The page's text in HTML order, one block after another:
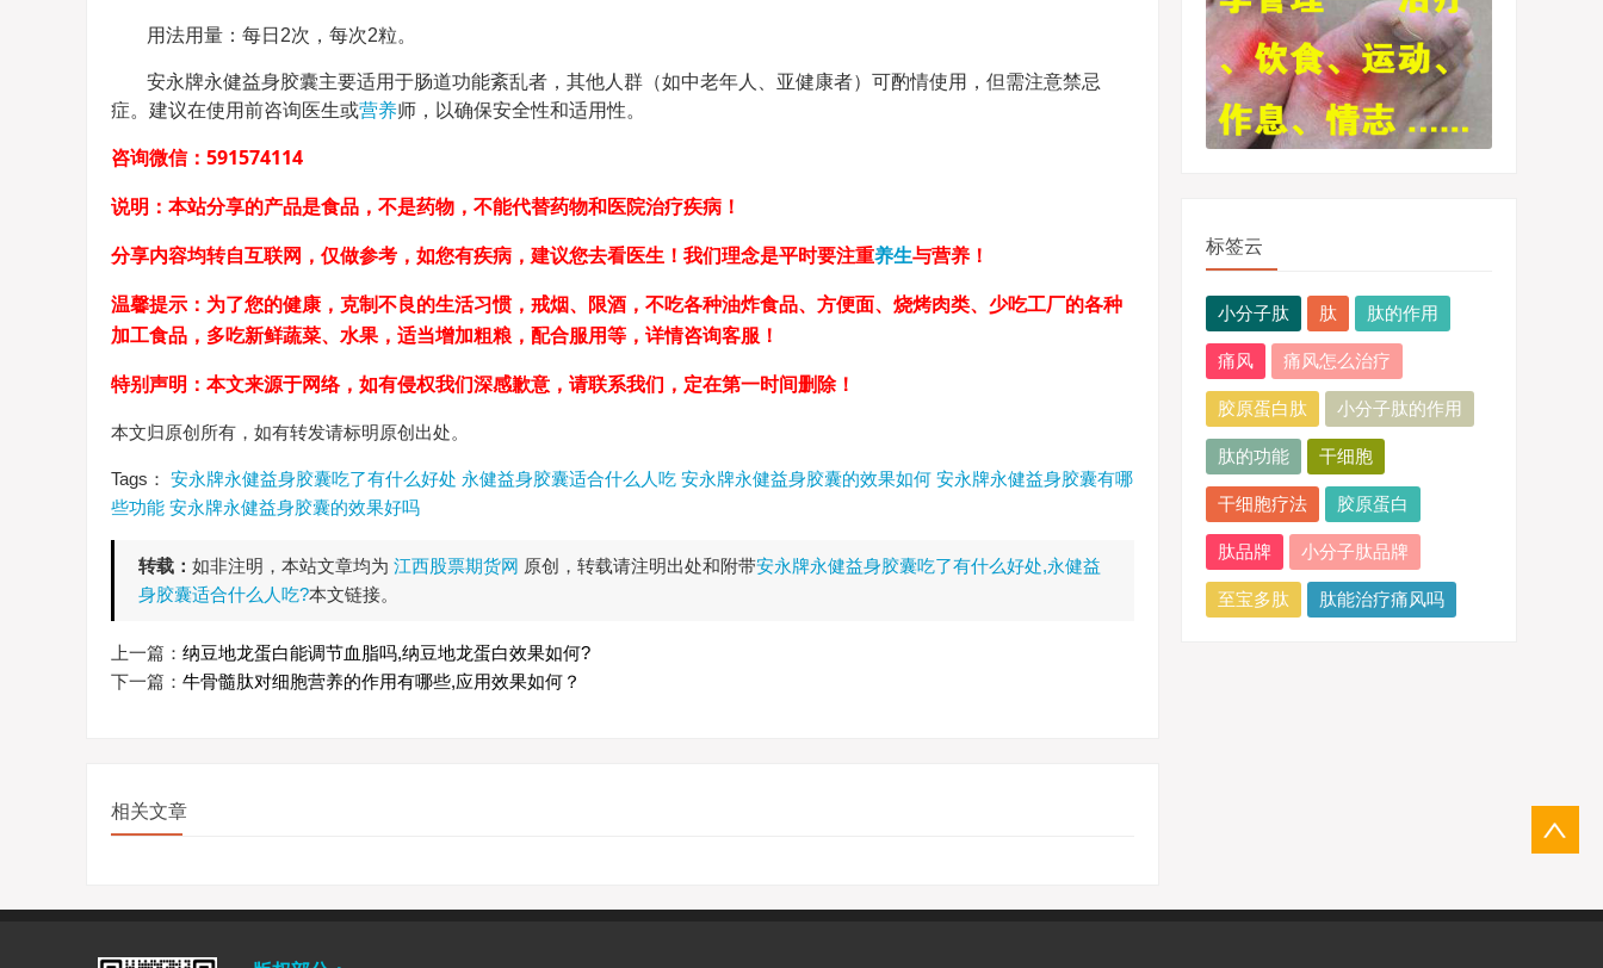
用法用量：每日2次，每次2粒。
安永牌永健益身胶囊主要适用于肠道功能紊乱者，其他人群（如中老年人、亚健康者）可酌情使用，但需注意禁忌
症。建议在使用前咨询医生或营养师，以确保安全性和适用性。
咨询微信：591574114
说明：本站分享的产品是食品，不是药物，不能代替药物和医院治疗疾病！
分享内容均转自互联网，仅做参考，如您有疾病，建议您去看医生！我们理念是平时要注重养生与营养！
温馨提示：为了您的健康，克制不良的生活习惯，戒烟、限酒，不吃各种油炸食品、方便面、烧烤肉类、少吃工厂的各种
加工食品，多吃新鲜蔬菜、水果，适当增加粗粮，配合服用等，详情咨询客服！
特别声明：本文来源于网络，如有侵权我们深感歉意，请联系我们，定在第一时间删除！
本文归原创所有，如有转发请标明原创出处。
Tags： 安永牌永健益身胶囊吃了有什么好处 永健益身胶囊适合什么人吃 安永牌永健益身胶囊的效果如何 安永牌永健益身胶囊有哪
些功能 安永牌永健益身胶囊的效果好吗
转载： 如非注明，本站文章均为 江西股票期货网 原创，转载请注明出处和附带安永牌永健益身胶囊吃了有什么好处,永健益
身胶囊适合什么人吃?本文链接。
上一篇： 纳豆地龙蛋白能调节血脂吗,纳豆地龙蛋白效果如何?
下一篇： 牛骨髓肽对细胞营养的作用有哪些,应用效果如何？
相关文章
标签云
小分子肽 肽 肽的作用
痛风 痛风怎么治疗
胶原蛋白肽 小分子肽的作用
肽的功能 干细胞
干细胞疗法 胶原蛋白
肽品牌 小分子肽品牌
至宝多肽 肽能治疗痛风吗